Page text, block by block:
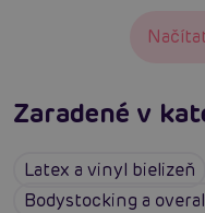
Zaradené v
Latex a vinyl bielizeň
Bodystocking a